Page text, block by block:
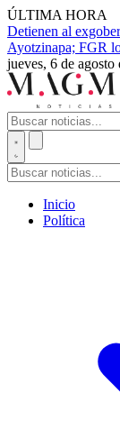
ÚLTIMA HORA
Detienen al
Ayotzinapa; FGR
jueves, 6 de agosto
Inicio
Política